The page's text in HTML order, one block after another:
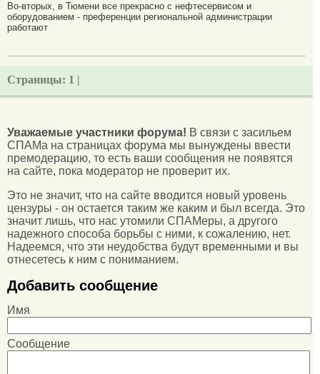
Во-вторых, в Тюмени все прекрасно с нефтесервисом и
оборудованием - преференции региональной администрации
работают
Страницы: 1 |
Уважаемые участники форума! В связи с засильем
СПАМа на страницах форума мы вынуждены ввести
премодерацию, то есть ваши сообщения не появятся
на сайте, пока модератор не проверит их.
Это не значит, что на сайте вводится новый уровень
цензуры - он остается таким же каким и был всегда. Это
значит лишь, что нас утомили СПАМеры, а другого
надежного способа борьбы с ними, к сожалению, нет.
Надеемся, что эти неудобства будут временными и вы
отнесетесь к ним с пониманием.
Добавить сообщение
Имя
Сообщение